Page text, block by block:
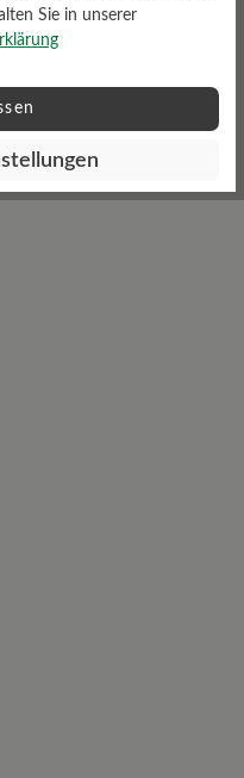
Sie in unserer